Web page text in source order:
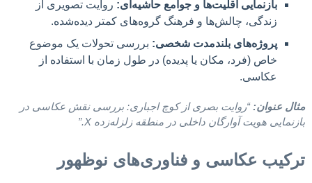
بازنمایی اقلیت‌ها و جوامع حاشیه‌ای: روایت تصویری از
زندگی، چالش‌ها و فرهنگ گروه‌های کمتر دیده‌شده.
پروژه‌های بلندمدت شخصی: بررسی تحولات یک موضوع
خاص (فرد، مکان یا پدیده) در طول زمان با استفاده از
عکاسی.
مثال عنوان: “روایت بصری از کوچ اجباری: بررسی نقش عکاسی در
بازنمایی هویت آوارگان داخلی در منطقه زلزله‌زده X.”
ترکیب عکاسی و فناوری‌های نوظهور